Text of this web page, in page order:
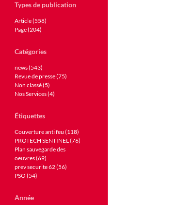
Types de publication
Article (558)
Page (204)
Catégories
news (543)
Revue de presse (75)
Non classé (5)
Nos Services (4)
Étiquettes
Couverture anti feu (118)
PROTECH SENTINEL (76)
Plan sauvegarde des
oeuvres (69)
prev securite 62 (56)
PSO (54)
Année